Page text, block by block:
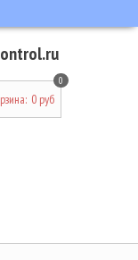
:
0
0 руб